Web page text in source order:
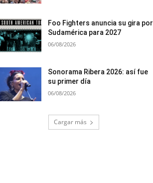
Foo Fighters anuncia su gira por
Sudamérica para 2027
06/08/2026
Sonorama Ribera 2026: así fue
su primer día
06/08/2026
Cargar más